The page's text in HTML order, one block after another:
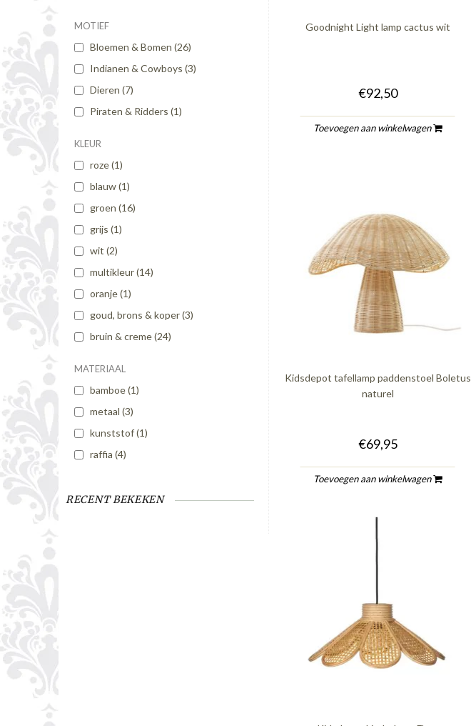
MOTIEF
Bloemen & Bomen (26)
Indianen & Cowboys (3)
Dieren (7)
Piraten & Ridders (1)
KLEUR
roze(1)
blauw(1)
groen (16)
grijs (1)
wit (2)
multikleur(14)
oranje(1)
goud, brons & koper(3)
bruin & creme(24)
MATERIAAL
bamboe(1)
metaal (3)
kunststof(1)
raffia (4)
RECENT BEKEKEN
Goodnight Light lamp cactus wit
€92,50
Toevoegen aan winkelwagen
Kidsdepot tafellamp paddenstoel Boletus
naturel
€69,95
Toevoegen aan winkelwagen